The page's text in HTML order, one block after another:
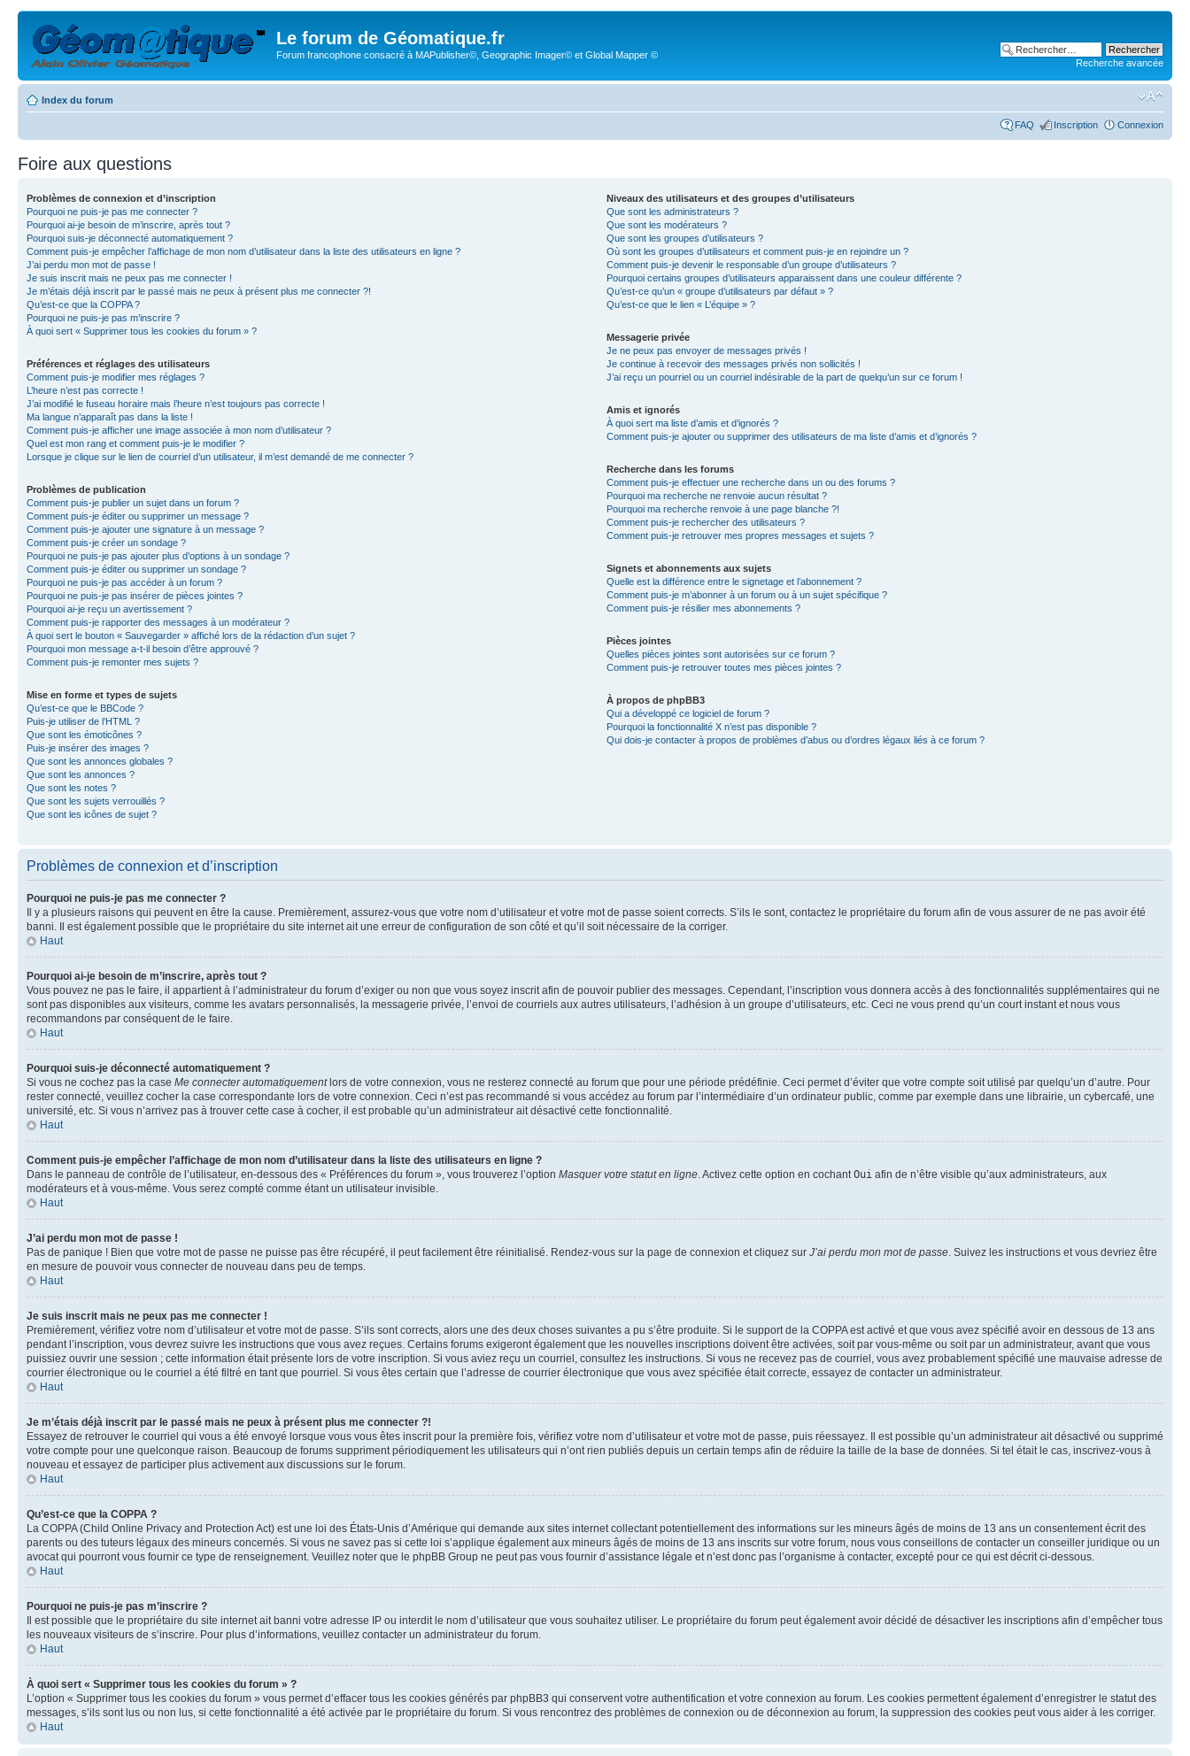
Le forum de Géomatique.fr
Forum francophone consacré à MAPublisher©, Geographic Imager© et Global Mapper ©
Recherche avancée
Index du forum
FAQ Inscription Connexion
Foire aux questions
Problèmes de connexion et d’inscription
Pourquoi ne puis-je pas me connecter ?
Pourquoi ai-je besoin de m’inscrire, après tout ?
Pourquoi suis-je déconnecté automatiquement ?
Comment puis-je empêcher l’affichage de mon nom d’utilisateur dans la liste des utilisateurs en ligne ?
J’ai perdu mon mot de passe !
Je suis inscrit mais ne peux pas me connecter !
Je m’étais déjà inscrit par le passé mais ne peux à présent plus me connecter ?!
Qu’est-ce que la COPPA ?
Pourquoi ne puis-je pas m’inscrire ?
À quoi sert « Supprimer tous les cookies du forum » ?
Préférences et réglages des utilisateurs
Comment puis-je modifier mes réglages ?
L’heure n’est pas correcte !
J’ai modifié le fuseau horaire mais l’heure n’est toujours pas correcte !
Ma langue n’apparaît pas dans la liste !
Comment puis-je afficher une image associée à mon nom d’utilisateur ?
Quel est mon rang et comment puis-je le modifier ?
Lorsque je clique sur le lien de courriel d’un utilisateur, il m’est demandé de me connecter ?
Problèmes de publication
Comment puis-je publier un sujet dans un forum ?
Comment puis-je éditer ou supprimer un message ?
Comment puis-je ajouter une signature à un message ?
Comment puis-je créer un sondage ?
Pourquoi ne puis-je pas ajouter plus d’options à un sondage ?
Comment puis-je éditer ou supprimer un sondage ?
Pourquoi ne puis-je pas accéder à un forum ?
Pourquoi ne puis-je pas insérer de pièces jointes ?
Pourquoi ai-je reçu un avertissement ?
Comment puis-je rapporter des messages à un modérateur ?
À quoi sert le bouton « Sauvegarder » affiché lors de la rédaction d’un sujet ?
Pourquoi mon message a-t-il besoin d’être approuvé ?
Comment puis-je remonter mes sujets ?
Mise en forme et types de sujets
Qu’est-ce que le BBCode ?
Puis-je utiliser de l’HTML ?
Que sont les émoticônes ?
Puis-je insérer des images ?
Que sont les annonces globales ?
Que sont les annonces ?
Que sont les notes ?
Que sont les sujets verrouillés ?
Que sont les icônes de sujet ?
Niveaux des utilisateurs et des groupes d’utilisateurs
Que sont les administrateurs ?
Que sont les modérateurs ?
Que sont les groupes d’utilisateurs ?
Où sont les groupes d’utilisateurs et comment puis-je en rejoindre un ?
Comment puis-je devenir le responsable d’un groupe d’utilisateurs ?
Pourquoi certains groupes d’utilisateurs apparaissent dans une couleur différente ?
Qu’est-ce qu’un « groupe d’utilisateurs par défaut » ?
Qu’est-ce que le lien « L’équipe » ?
Messagerie privée
Je ne peux pas envoyer de messages privés !
Je continue à recevoir des messages privés non sollicités !
J’ai reçu un pourriel ou un courriel indésirable de la part de quelqu’un sur ce forum !
Amis et ignorés
À quoi sert ma liste d’amis et d’ignorés ?
Comment puis-je ajouter ou supprimer des utilisateurs de ma liste d’amis et d’ignorés ?
Recherche dans les forums
Comment puis-je effectuer une recherche dans un ou des forums ?
Pourquoi ma recherche ne renvoie aucun résultat ?
Pourquoi ma recherche renvoie à une page blanche ?!
Comment puis-je rechercher des utilisateurs ?
Comment puis-je retrouver mes propres messages et sujets ?
Signets et abonnements aux sujets
Quelle est la différence entre le signetage et l’abonnement ?
Comment puis-je m’abonner à un forum ou à un sujet spécifique ?
Comment puis-je résilier mes abonnements ?
Pièces jointes
Quelles pièces jointes sont autorisées sur ce forum ?
Comment puis-je retrouver toutes mes pièces jointes ?
À propos de phpBB3
Qui a développé ce logiciel de forum ?
Pourquoi la fonctionnalité X n’est pas disponible ?
Qui dois-je contacter à propos de problèmes d’abus ou d’ordres légaux liés à ce forum ?
Problèmes de connexion et d’inscription
Pourquoi ne puis-je pas me connecter ?
Il y a plusieurs raisons qui peuvent en être la cause. Premièrement, assurez-vous que votre nom d’utilisateur et votre mot de passe soient corrects. S’ils le sont, contactez le propriétaire du forum afin de vous assurer de ne pas avoir été
banni. Il est également possible que le propriétaire du site internet ait une erreur de configuration de son côté et qu’il soit nécessaire de la corriger.
Haut
Pourquoi ai-je besoin de m’inscrire, après tout ?
Vous pouvez ne pas le faire, il appartient à l’administrateur du forum d’exiger ou non que vous soyez inscrit afin de pouvoir publier des messages. Cependant, l’inscription vous donnera accès à des fonctionnalités supplémentaires qui ne
sont pas disponibles aux visiteurs, comme les avatars personnalisés, la messagerie privée, l’envoi de courriels aux autres utilisateurs, l’adhésion à un groupe d’utilisateurs, etc. Ceci ne vous prend qu’un court instant et nous vous
recommandons par conséquent de le faire.
Haut
Pourquoi suis-je déconnecté automatiquement ?
Si vous ne cochez pas la case Me connecter automatiquementlors de votre connexion, vous ne resterez connecté au forum que pour une période prédéfinie. Ceci permet d’éviter que votre compte soit utilisé par quelqu’un d’autre. Pour
rester connecté, veuillez cocher la case correspondante lors de votre connexion. Ceci n’est pas recommandé si vous accédez au forum par l’intermédiaire d’un ordinateur public, comme par exemple dans une librairie, un cybercafé, une
université, etc. Si vous n’arrivez pas à trouver cette case à cocher, il est probable qu’un administrateur ait désactivé cette fonctionnalité.
Haut
Comment puis-je empêcher l’affichage de mon nom d’utilisateur dans la liste des utilisateurs en ligne ?
Dans le panneau de contrôle de l’utilisateur, en-dessous des « Préférences du forum », vous trouverez l’option Masquer votre statut en ligne . Activez cette option en cochant Oui afin de n’être visible qu’aux administrateurs, aux
modérateurs et à vous-même. Vous serez compté comme étant un utilisateur invisible.
Haut
J’ai perdu mon mot de passe !
Pas de panique ! Bien que votre mot de passe ne puisse pas être récupéré, il peut facilement être réinitialisé. Rendez-vous sur la page de connexion et cliquez sur J’ai perdu mon mot de passe . Suivez les instructions et vous devriez être
en mesure de pouvoir vous connecter de nouveau dans peu de temps.
Haut
Je suis inscrit mais ne peux pas me connecter !
Premièrement, vérifiez votre nom d’utilisateur et votre mot de passe. S’ils sont corrects, alors une des deux choses suivantes a pu s’être produite. Si le support de la COPPA est activé et que vous avez spécifié avoir en dessous de 13 ans
pendant l’inscription, vous devrez suivre les instructions que vous avez reçues. Certains forums exigeront également que les nouvelles inscriptions doivent être activées, soit par vous-même ou soit par un administrateur, avant que vous
puissiez ouvrir une session ; cette information était présente lors de votre inscription. Si vous aviez reçu un courriel, consultez les instructions. Si vous ne recevez pas de courriel, vous avez probablement spécifié une mauvaise adresse de
courrier électronique ou le courriel a été filtré en tant que pourriel. Si vous êtes certain que l’adresse de courrier électronique que vous avez spécifiée était correcte, essayez de contacter un administrateur.
Haut
Je m’étais déjà inscrit par le passé mais ne peux à présent plus me connecter ?!
Essayez de retrouver le courriel qui vous a été envoyé lorsque vous vous êtes inscrit pour la première fois, vérifiez votre nom d’utilisateur et votre mot de passe, puis réessayez. Il est possible qu’un administrateur ait désactivé ou supprimé
votre compte pour une quelconque raison. Beaucoup de forums suppriment périodiquement les utilisateurs qui n’ont rien publiés depuis un certain temps afin de réduire la taille de la base de données. Si tel était le cas, inscrivez-vous à
nouveau et essayez de participer plus activement aux discussions sur le forum.
Haut
Qu’est-ce que la COPPA ?
La COPPA (Child Online Privacy and Protection Act) est une loi des États-Unis d’Amérique qui demande aux sites internet collectant potentiellement des informations sur les mineurs âgés de moins de 13 ans un consentement écrit des
parents ou des tuteurs légaux des mineurs concernés. Si vous ne savez pas si cette loi s’applique également aux mineurs âgés de moins de 13 ans inscrits sur votre forum, nous vous conseillons de contacter un conseiller juridique ou un
avocat qui pourront vous fournir ce type de renseignement. Veuillez noter que le phpBB Group ne peut pas vous fournir d’assistance légale et n’est donc pas l’organisme à contacter, excepté pour ce qui est décrit ci-dessous.
Haut
Pourquoi ne puis-je pas m’inscrire ?
Il est possible que le propriétaire du site internet ait banni votre adresse IP ou interdit le nom d’utilisateur que vous souhaitez utiliser. Le propriétaire du forum peut également avoir décidé de désactiver les inscriptions afin d’empêcher tous
les nouveaux visiteurs de s’inscrire. Pour plus d’informations, veuillez contacter un administrateur du forum.
Haut
À quoi sert « Supprimer tous les cookies du forum » ?
L’option « Supprimer tous les cookies du forum » vous permet d’effacer tous les cookies générés par phpBB3 qui conservent votre authentification et votre connexion au forum. Les cookies permettent également d’enregistrer le statut des
messages, s’ils sont lus ou non lus, si cette fonctionnalité a été activée par le propriétaire du forum. Si vous rencontrez des problèmes de connexion ou de déconnexion au forum, la suppression des cookies peut vous aider à les corriger.
Haut